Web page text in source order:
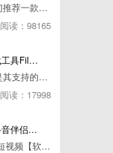
鸭梨就来给小伙伴们推荐一款经久耐用的良心播放器，资源齐全无广告，可以放心使用~
阅读：98165
比IDM更好用的下载工具File Centipede文件蜈蚣-秒杀迅雷-直接飞起！
它的最大特点，就是其支持的下载协议几乎是市面上最全面的，包括HTTP/FTP、BT种子、磁力链接，m3u8流任务（AES-128解密）。
阅读：17998
抖音v11.8.0_内置抖音伴侣/视频去水印
【软件名称】 抖音短视频【软件版本】 11.8.0【软件大小】 83.74M【是否Root】不需要【测试机型】PCML10 [oppo Reno Ace]【文字介绍】 抖音短视频app是一款很有意思娱